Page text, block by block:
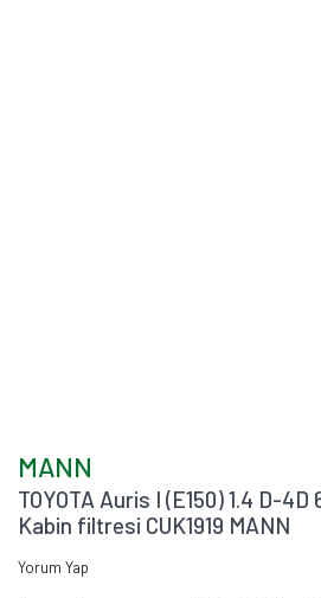
MANN
TOYOTA Auris I (E150) 1.4 D-
Kabin filtresi CUK1919 MANN
Yorum Yap